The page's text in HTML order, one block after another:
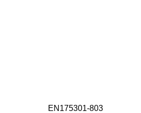
EN175301-803